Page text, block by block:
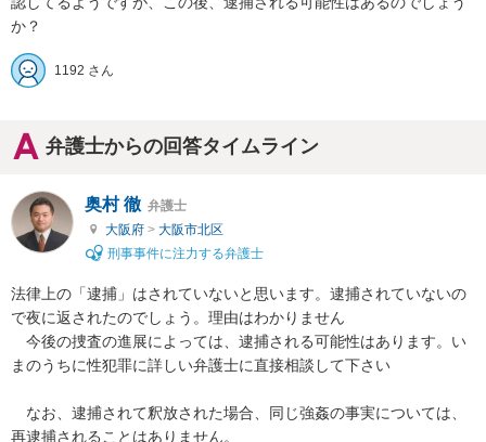
か？
1192 さん
弁護士からの回答タイムライン
奥村 徹 弁護士
大阪府 > 大阪市北区
刑事事件に注力する弁護士
法律上の「逮捕」はされていないと思います。逮捕されていないの
で夜に返されたのでしょう。理由はわかりません
今後の捜査の進展によっては、逮捕される可能性はあります。い
まのうちに性犯罪に詳しい弁護士に直接相談して下さい
なお、逮捕されて釈放された場合、同じ強姦の事実については、
再逮捕されることはありません。